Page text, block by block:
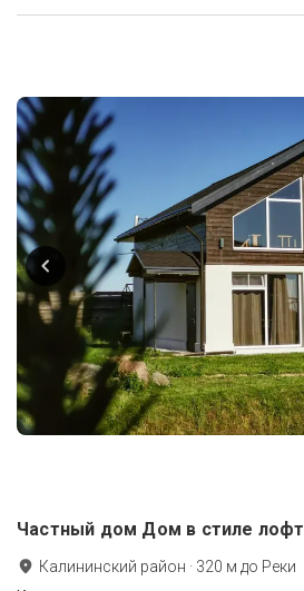
Частный дом Дом в стиле лофт
Калининский район · 320 м до Реки